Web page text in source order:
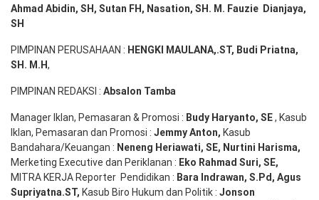
Ahmad Abidin, SH, Sutan FH, Nasation, SH. M. Fauzie Dianjaya,
SH
PIMPINAN PERUSAHAAN : HENGKI MAULANA,.ST, Budi Priatna,
SH. M.H,
PIMPINAN REDAKSI : Absalon Tamba
Manager Iklan, Pemasaran & Promosi : Budy Haryanto, SE, Kasub
Iklan, Pemasaran dan Promosi : Jemmy Anton, Kasub
Bandahara/Keuangan : Neneng Heriawati, SE, Nurtini Harisma,
Merketing Executive dan Periklanan : Eko Rahmad Suri, SE,
MITRA KERJA Reporter Pendidikan : Bara Indrawan, S.Pd, Agus
Supriyatna.ST, Kasub Biro Hukum dan Politik : Jonson